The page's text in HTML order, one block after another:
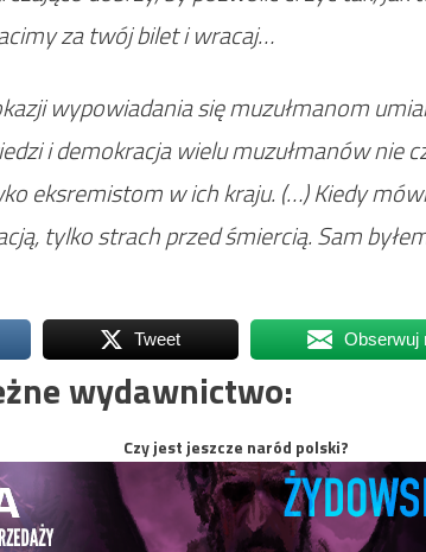
za twój bilet i wracaj…
wypowiadania się muzułmanom
i demokracja wielu muzułmanów nie
eksremistom w ich kraju. (…) Kiedy
tylko strach przed śmiercią. Sam
Tweet Obserwuj
wydawnictwo:
Czy jest jeszcze naród polski?